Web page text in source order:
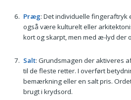
Præg: Det individuelle fingeraftryk
også være kulturelt eller
kort og skarpt, men med æ-lyd der
Salt: Grundsmagen der aktiveres
til de fleste retter. I overført
bemærkning eller en salt pris.
brugt i krydsord.